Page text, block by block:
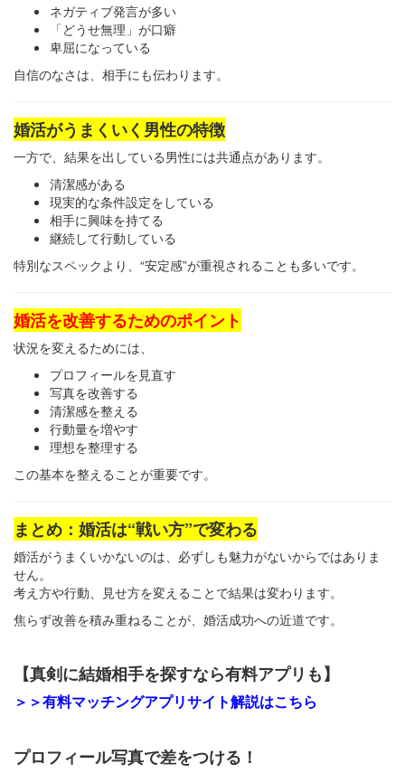
ネガティブ発言が多い
「どうせ無理」が口癖
卑屈になっている
自信のなさは、相手にも伝わります。
婚活がうまくいく男性の特徴
一方で、結果を出している男性には共通点があります。
清潔感がある
現実的な条件設定をしている
相手に興味を持てる
継続して行動している
特別なスペックより、“安定感”が重視されることも多いです。
婚活を改善するためのポイント
状況を変えるためには、
プロフィールを見直す
写真を改善する
清潔感を整える
行動量を増やす
理想を整理する
この基本を整えることが重要です。
まとめ：婚活は“戦い方”で変わる
婚活がうまくいかないのは、必ずしも魅力がないからではありま
せん。
考え方や行動、見せ方を変えることで結果は変わります。
焦らず改善を積み重ねることが、婚活成功への近道です。
【真剣に結婚相手を探すなら有料アプリも】
＞＞有料マッチングアプリサイト解説はこちら
プロフィール写真で差をつける！